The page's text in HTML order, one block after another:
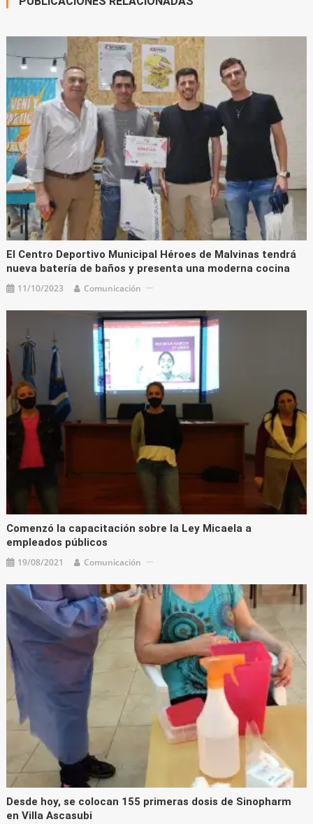
El Centro Deportivo Municipal Héroes de Malvinas tendrá
nueva batería de baños y presenta una moderna cocina
11/10/2023 Comunicación
Comenzó la capacitación sobre la Ley Micaela a
empleados públicos
19/08/2021 Comunicación
Desde hoy, se colocan 155 primeras dosis de Sinopharm
en Villa Ascasubi